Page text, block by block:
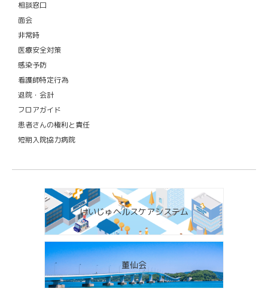
相談窓口
面会
非常時
医療安全対策
感染予防
看護師特定行為
退院・会計
フロアガイド
患者さんの権利と責任
短期入院協力病院
けいじゅヘルスケアシステム
董仙会